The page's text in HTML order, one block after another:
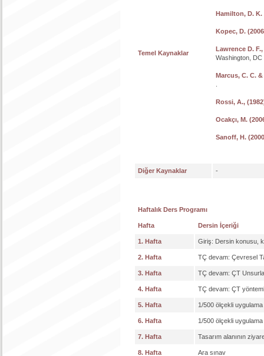
Temel Kaynaklar
Hamilton, D. K.
Kopec, D.
Lawrence D.
Washington,
Marcus, C. C.
Rossi, A.,
Ocakçı, M.
Sanoff, H.
Diğer Kaynaklar -
Haftalık Ders Programı
Hafta Dersin İçeriği
1. Hafta Giriş: Dersin konusu,
2. Hafta TÇ devam: Çevresel
3. Hafta TÇ devam: ÇT
4. Hafta TÇ devam: ÇT
5. Hafta 1/500 ölçekli uygulama
6. Hafta 1/500 ölçekli uygulama
7. Hafta Tasarım alanının
8. Hafta Ara sınav